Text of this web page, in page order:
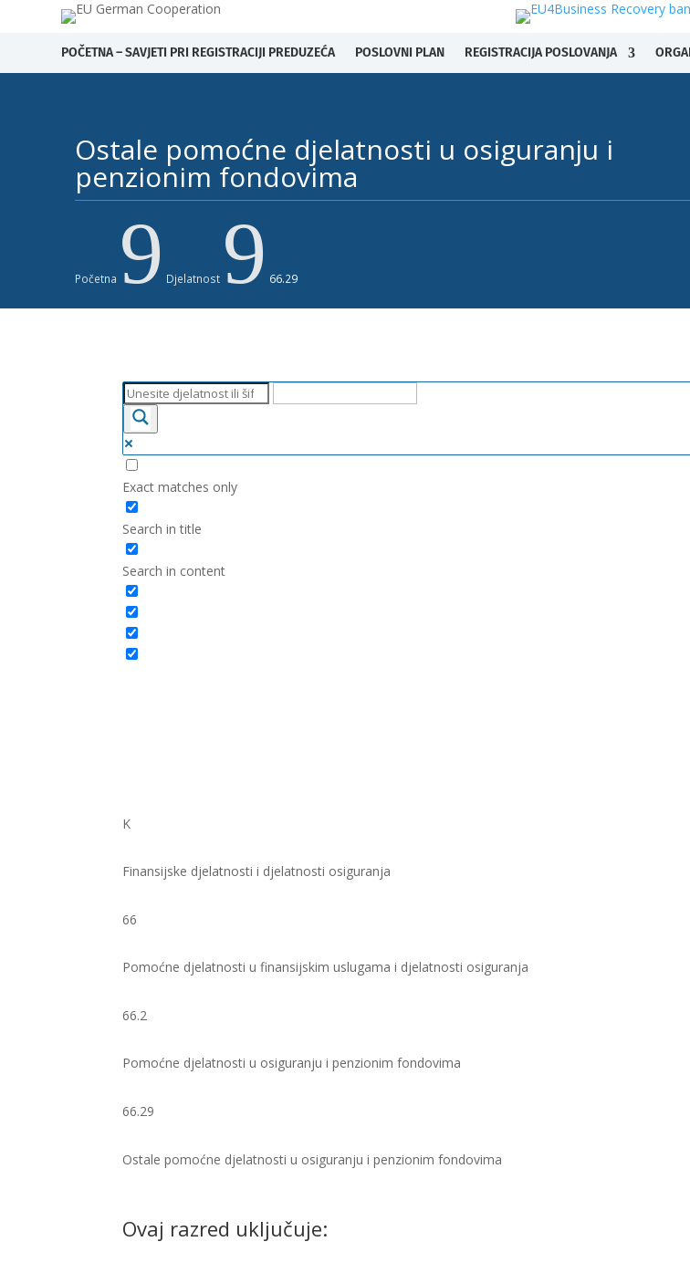
POČETNA – SAVJETI PRI REGISTRACIJI PREDUZEĆA POSLOVNI PLAN REGISTRACIJA POSLOVANJA
Ostale pomoćne djelatnosti u osiguranju i
penzionim fondovima ​
Početna 9 Djelatnost 9 66.29
Exact matches only
Search in title
Search in content
K
Finansijske djelatnosti i djelatnosti osiguranja
66
Pomoćne djelatnosti u finansijskim uslugama i djelatnosti osiguranja
66.2
Pomoćne djelatnosti u osiguranju i penzionim fondovima
66.29
Ostale pomoćne djelatnosti u osiguranju i penzionim fondovima ​
Ovaj razred uključuje: